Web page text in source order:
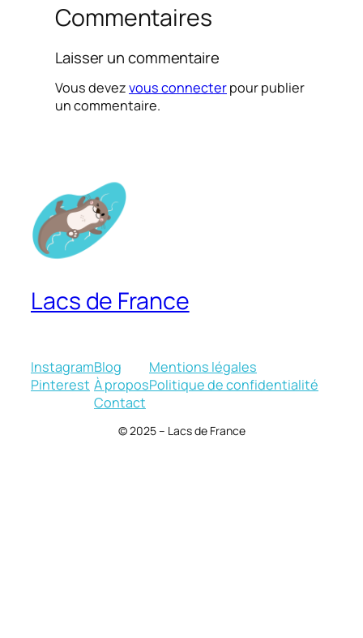
Commentaires
Laisser un commentaire
Vous devezvous connecterpour publier
un commentaire.
Lacs de France
Instagram
Pinterest
Blog
À propos
Contact
Mentions légales
Politique de confidentialité
© 2025 – Lacs de France